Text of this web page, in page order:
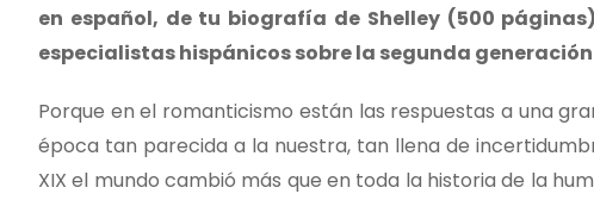
en español, de tu biografía de Shelley (500
especialistas hispánicos sobre la segunda
Porque en el romanticismo están las respuestas a una
época tan parecida a la nuestra, tan llena de
XIX el mundo cambió más que en toda la historia de la